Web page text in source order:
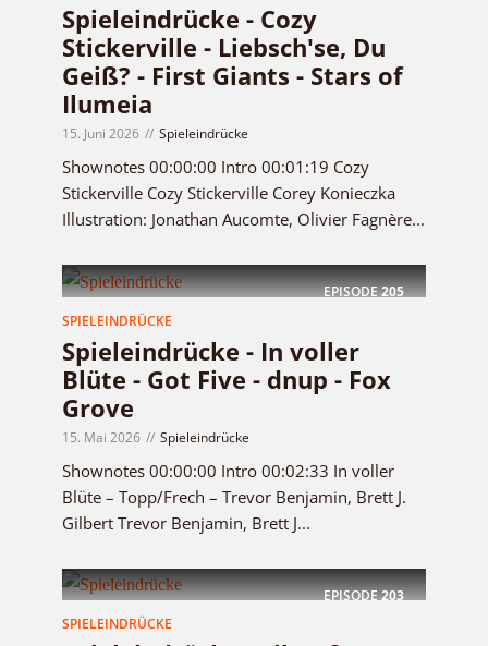
Spieleindrücke - Cozy
Stickerville - Liebsch'se, Du
Geiß? - First Giants - Stars of
Ilumeia
15. Juni 2026 Spieleindrücke
Shownotes 00:00:00 Intro 00:01:19 Cozy
Stickerville Cozy Stickerville Corey Konieczka
Illustration: Jonathan Aucomte, Olivier Fagnère...
EPISODE205
SPIELEINDRÜCKE
Spieleindrücke - In voller
Blüte - Got Five - dnup - Fox
Grove
15. Mai 2026 Spieleindrücke
Shownotes 00:00:00 Intro 00:02:33 In voller
Blüte – Topp/Frech – Trevor Benjamin, Brett J.
Gilbert Trevor Benjamin, Brett J...
EPISODE203
SPIELEINDRÜCKE